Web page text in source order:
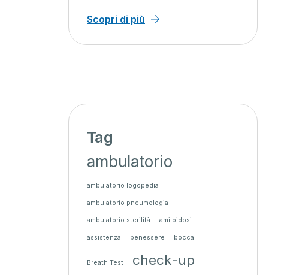
Scopri di più
Tag
ambulatorio
ambulatorio logopedia
ambulatorio pneumologia
ambulatorio sterilità amiloidosi
assistenza benessere bocca
Breath Test check-up